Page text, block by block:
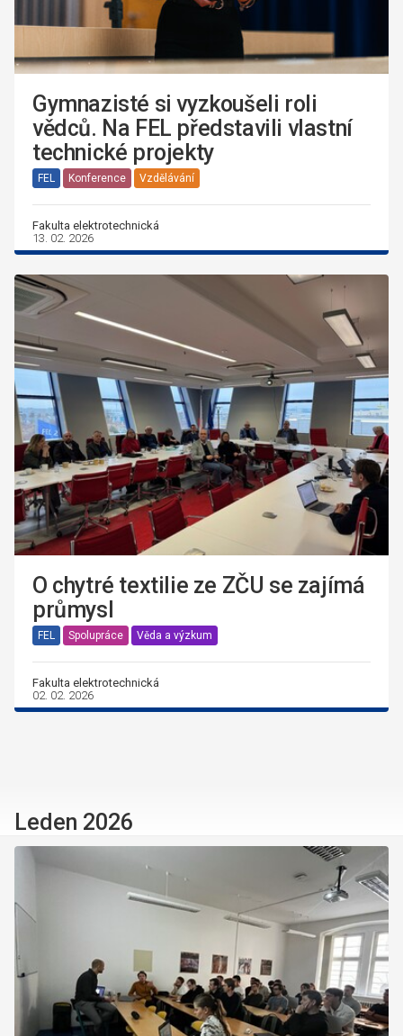
Gymnazisté si vyzkoušeli roli
vědců. Na FEL představili vlastní
technické projekty
FEL Konference Vzdělávání
Fakulta elektrotechnická
13. 02. 2026
O chytré textilie ze ZČU se zajímá
průmysl
FEL Spolupráce Věda a výzkum
Fakulta elektrotechnická
02. 02. 2026
Leden 2026